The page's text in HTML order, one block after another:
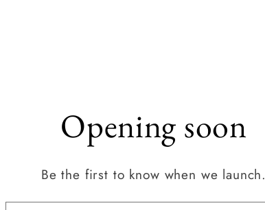
Opening soon
Be the first to know when we launch.